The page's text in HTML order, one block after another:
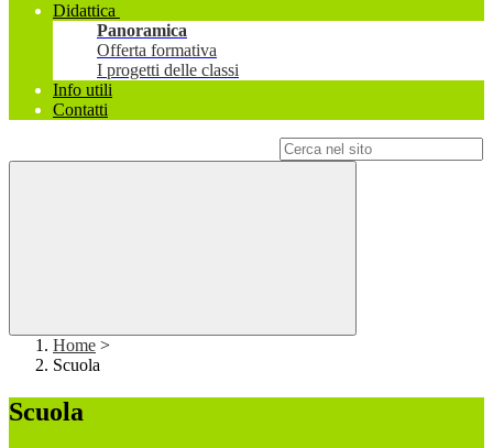
Didattica
Panoramica
Offerta formativa
I progetti delle classi
Info utili
Contatti
Home >
Scuola
Scuola